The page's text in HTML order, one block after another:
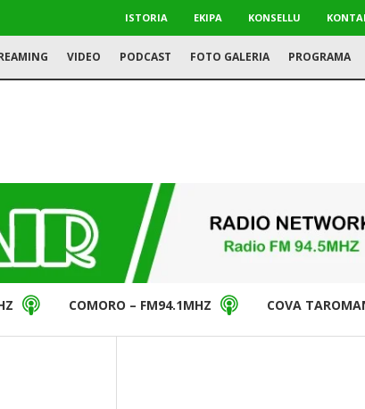
ISTORIA EKIPA KONSELLU
VIDEO PODCAST FOTO GALERIA PROGRAMA
COMORO – FM94.1MHZ COVA